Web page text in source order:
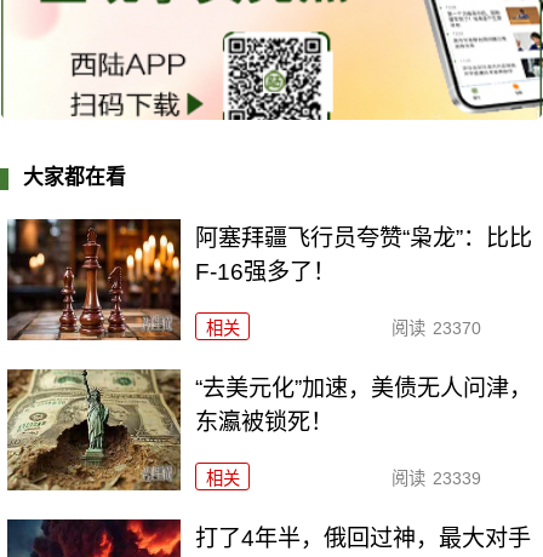
大家都在看
阿塞拜疆飞行员夸赞“枭龙”：比比
F-16强多了！
相关 阅读 23370
“去美元化”加速，美债无人问津，
东瀛被锁死！
相关 阅读 23339
打了4年半，俄回过神，最大对手